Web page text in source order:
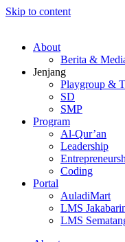
Skip to content
About
Berita &
Jenjang
Playgroup &
SD
SMP
Program
Al-Qur’an
Leadership
Coding
Portal
AuladiMart
LMS
LMS